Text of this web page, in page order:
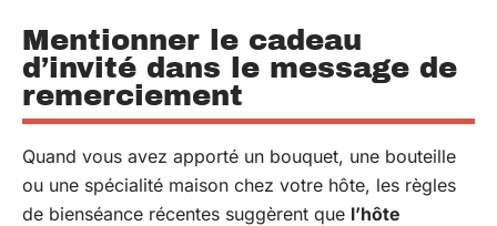
Mentionner le cadeau
d’invité dans le message de
remerciement
Quand vous avez apporté un bouquet, une bouteille
ou une spécialité maison chez votre hôte, les règles
de bienséance récentes suggèrent que l’hôte